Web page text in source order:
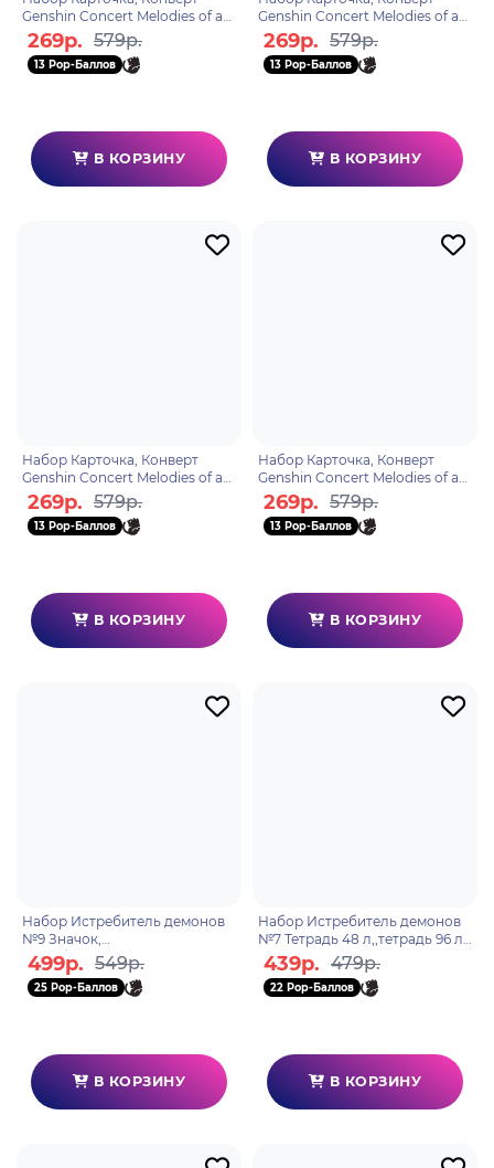
Genshin Concert Melodies of an
Endless Journey Ticket Holder
Beidou 69746966
269р. 579р.
13 Pop-Баллов
В КОРЗИНУ
Genshin Concert Melodies of an
Endless Journey Ticket Holder
Klee 6974696610
269р. 579р.
13 Pop-Баллов
В КОРЗИНУ
Набор Карточка, Конверт
Genshin Concert Melodies of an
Endless Journey Ticket Holder
Qiqi 6974696610
269р. 579р.
13 Pop-Баллов
В КОРЗИНУ
Набор Карточка, Конверт
Genshin Concert Melodies of an
Endless Journey Ticket Holder
Xiangling 69746
269р. 579р.
13 Pop-Баллов
В КОРЗИНУ
Набор Истребитель демонов
№9 Значок,
скетчбук,карандаш
499р. 549р.
25 Pop-Баллов
В КОРЗИНУ
Набор Истребитель демонов
№7 Тетрадь 48 л,,тетрадь 96 л,,
ручка
439р. 479р.
22 Pop-Баллов
В КОРЗИНУ